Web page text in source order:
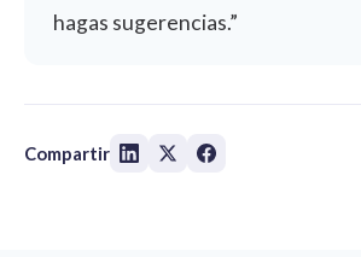
hagas sugerencias.”
Compartir